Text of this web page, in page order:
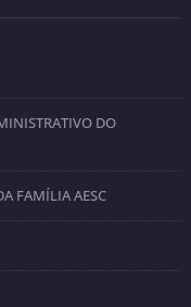
DO
FAMÍLIA AESC